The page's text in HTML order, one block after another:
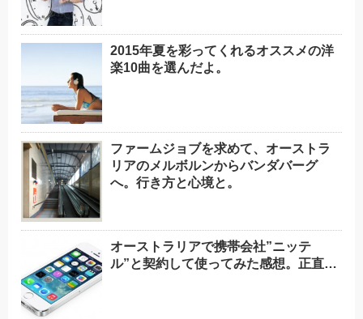
2015年夏を彩ってくれるオススメの洋
楽10曲を選んだよ。
ファームジョブを求めて、オーストラ
リアのメルボルンからバンダバーグ
へ。行き方と心境と。
オーストラリアで携帯会社”ニッテ
ル”と契約して使ってみた感想。正直…